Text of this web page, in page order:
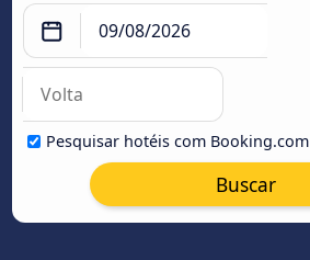
Pesquisar hotéis com Booking.com
Buscar